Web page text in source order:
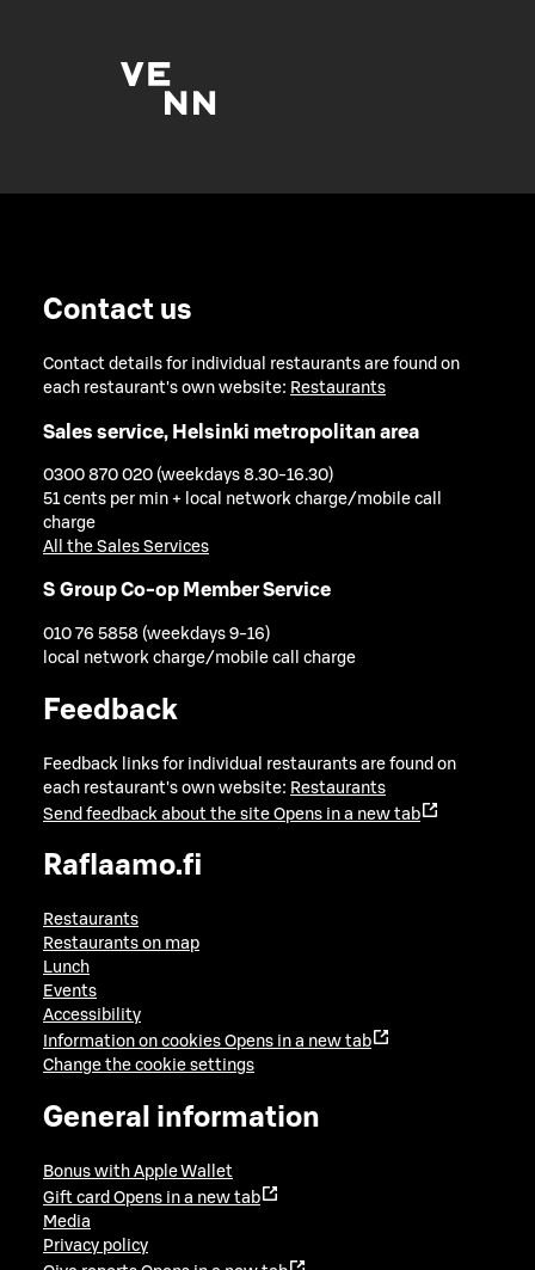
Contact us
Contact details for individual restaurants are found on
each restaurant's own website: Restaurants
Sales service, Helsinki metropolitan area
0300 870 020 (weekdays 8.30-16.30)
51 cents per min + local network charge/mobile call
charge
All the Sales Services
S Group Co-op Member Service
010 76 5858 (weekdays 9-16)
local network charge/mobile call charge
Feedback
Feedback links for individual restaurants are found on
each restaurant's own website: Restaurants
Send feedback about the site Opens in a new tab
Raflaamo.fi
Restaurants
Restaurants on map
Lunch
Events
Accessibility
Information on cookies Opens in a new tab
Change the cookie settings
General information
Bonus with Apple Wallet
Gift card Opens in a new tab
Media
Privacy policy